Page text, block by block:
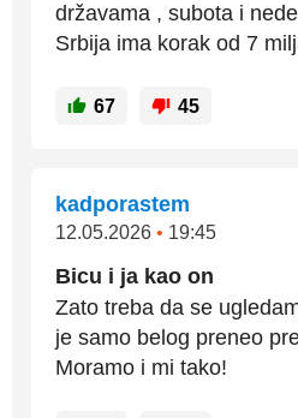
državama , subota i
Srbija ima korak od 7
67 45
kadporastem
12.05.2026 • 19:45
Bicu i ja kao on
Zato treba da se
je samo belog preneo
Moramo i mi tako!